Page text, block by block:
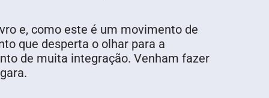
e, como este é um movimento de
que desperta o olhar para a
de muita integração. Venham fazer